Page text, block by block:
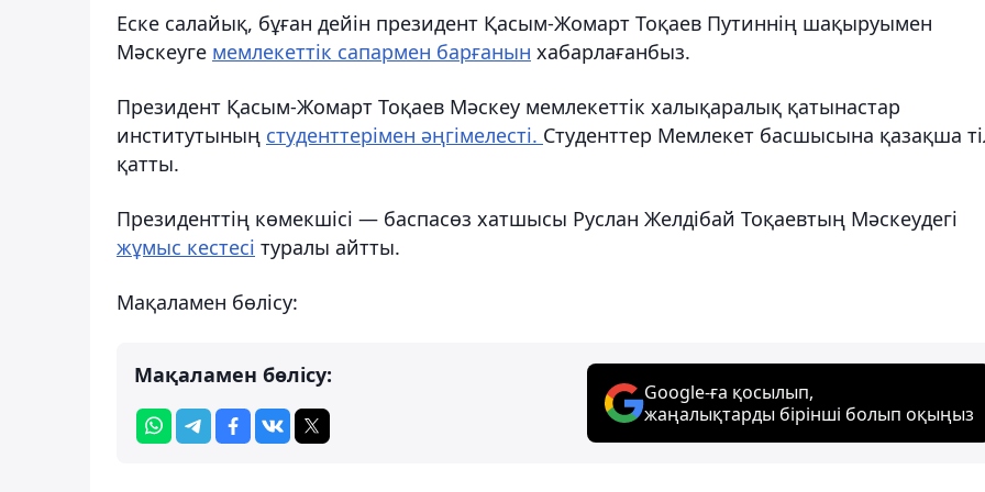
Еске салайық, бұған дейін президент Қасым-Жомарт Тоқаев Путиннің шақыруымен
Мәскеуге мемлекеттік сапармен барғанын хабарлағанбыз.
Президент Қасым-Жомарт Тоқаев Мәскеу мемлекеттік халықаралық қатынастар
институтының студенттерімен әңгімелесті. Студенттер Мемлекет басшысына қазақша
қатты.
Президенттің көмекшісі — баспасөз хатшысы Руслан Желдібай Тоқаевтың Мәскеудегі
жұмыс кестесі туралы айтты.
Мақаламен бөлісу:
Мақаламен бөлісу:
Google-ға қосылып,
жаңалықтарды бірінші болып оқыңыз